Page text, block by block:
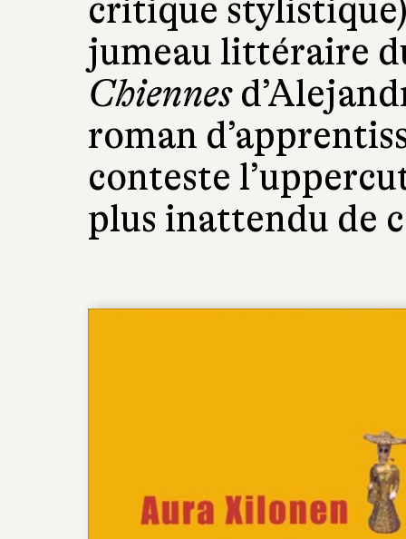
critique
jumeau littéraire
Chiennes
roman
conteste
plus inattendu de